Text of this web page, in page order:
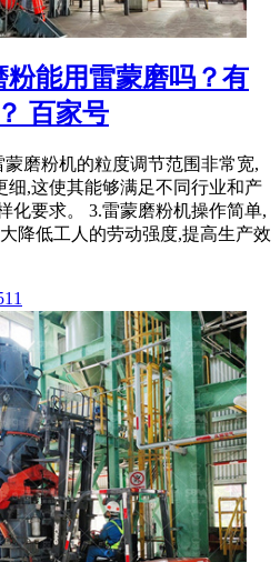
粉能用雷蒙磨吗？有
百家号
蒙磨粉机的粒度调节范围非常宽,
细,这使其能够满足不同行业和产
化要求。 3.雷蒙磨粉机操作简单,
降低工人的劳动强度,提高生产效